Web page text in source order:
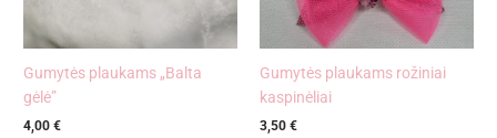
Gumytės plaukams „Balta
gėlė”
4,00€
Gumytės plaukams rožiniai
kaspinėliai
3,50 €